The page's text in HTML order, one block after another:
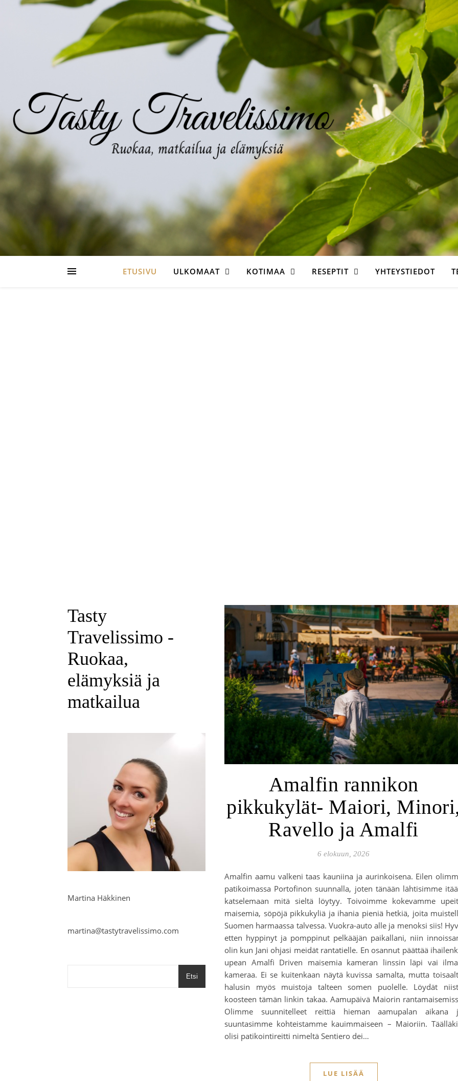
ETUSIVU ULKOMAAT KOTIMAA RESEPTIT YHTEYSTIEDOT
Tasty
Travelissimo -
Ruokaa,
elämyksiä ja
matkailua
Martina Häkkinen
martina@tastytravelissimo.com
Etsi
Amalfin rannikon
pikkukylät- Maiori,
Ravello ja Amalfi
6 elokuun, 2026
Amalfin aamu valkeni taas kauniina ja aurinkoisena. Eilen
patikoimassa Portofinon suunnalla, joten tänään lähtisimme
katselemaan mitä sieltä löytyy. Toivoimme kokevamme
maisemia, söpöjä pikkukyliä ja ihania pieniä hetkiä, joita
Suomen harmaassa talvessa. Vuokra-auto alle ja menoksi siis!
etten hyppinyt ja pomppinut pelkääjän paikallani, niin
olin kun Jani ohjasi meidät rantatielle. En osannut päättää
upean Amalfi Driven maisemia kameran linssin läpi vai
kameraa. Ei se kuitenkaan näytä kuvissa samalta, mutta
halusin myös muistoja talteen somen puolelle. Löydät
koosteen tämän linkin takaa. Aamupäivä Maiorin
Olimme suunnitelleet reittiä hieman aamupalan aikana
suuntasimme kohteistamme kauimmaiseen – Maioriin.
olisi patikointireitti nimeltä Sentiero dei…
LUE LISÄÄ